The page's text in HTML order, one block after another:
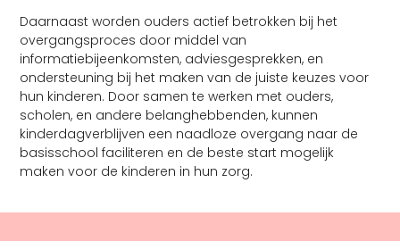
Daarnaast worden ouders actief betrokken bij het
overgangsproces door middel van
informatiebijeenkomsten, adviesgesprekken, en
ondersteuning bij het maken van de juiste keuzes voor
hun kinderen. Door samen te werken met ouders,
scholen, en andere belanghebbenden, kunnen
kinderdagverblijven een naadloze overgang naar de
basisschool faciliteren en de beste start mogelijk
maken voor de kinderen in hun zorg.